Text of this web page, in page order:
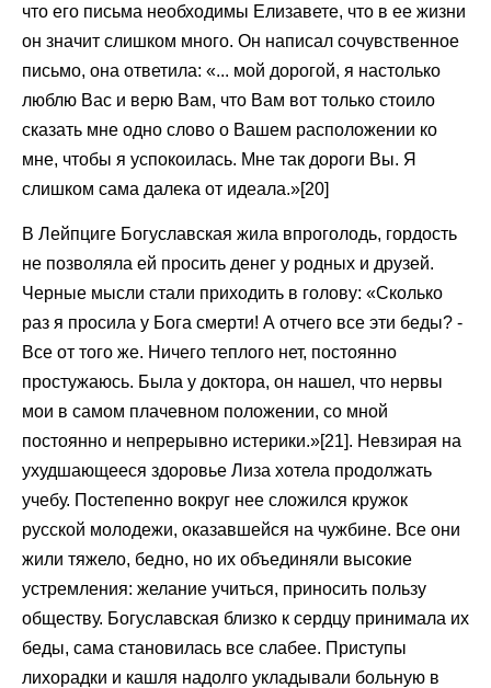
что его письма необходимы Елизавете, что в ее жизни
он значит слишком много. Он написал сочувственное
письмо, она ответила: «... мой дорогой, я настолько
люблю Вас и верю Вам, что Вам вот только стоило
сказать мне одно слово о Вашем расположении ко
мне, чтобы я успокоилась. Мне так дороги Вы. Я
слишком сама далека от идеала.»[20]
В Лейпциге Богуславская жила впроголодь, гордость
не позволяла ей просить денег у родных и друзей.
Черные мысли стали приходить в голову: «Сколько
раз я просила у Бога смерти! А отчего все эти беды? -
Все от того же. Ничего теплого нет, постоянно
простужаюсь. Была у доктора, он нашел, что нервы
мои в самом плачевном положении, со мной
постоянно и непрерывно истерики.»[21]. Невзирая на
ухудшающееся здоровье Лиза хотела продолжать
учебу. Постепенно вокруг нее сложился кружок
русской молодежи, оказавшейся на чужбине. Все они
жили тяжело, бедно, но их объединяли высокие
устремления: желание учиться, приносить пользу
обществу. Богуславская близко к сердцу принимала их
беды, сама становилась все слабее. Приступы
лихорадки и кашля надолго укладывали больную в